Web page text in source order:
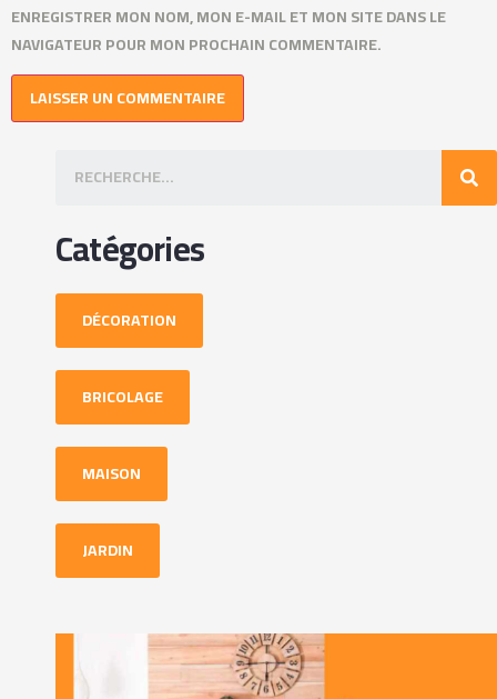
ENREGISTRER MON NOM, MON E-MAIL ET MON SITE DANS LE
NAVIGATEUR POUR MON PROCHAIN COMMENTAIRE.
Catégories
DÉCORATION
BRICOLAGE
MAISON
JARDIN